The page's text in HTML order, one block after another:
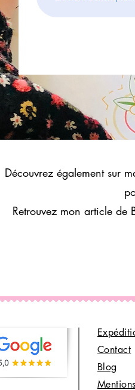
Découvrez également sur
Retrouvez mon article de
Contact
Blog